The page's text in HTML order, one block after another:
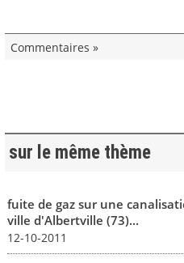
Commentaires »
sur le même thème
fuite de gaz sur une
ville d'Albertville (73)...
12-10-2011